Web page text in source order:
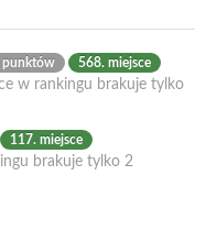
punktów 568. miejsce
w rankingu brakuje tylko
117. miejsce
brakuje tylko 2